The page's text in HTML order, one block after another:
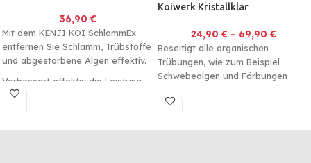
36,90 €
Mit dem KENJI KOI SchlammEx
entfernen Sie Schlamm, Trübstoffe
und abgestorbene Algen effektiv.
Verbessert effektiv die Leistung
des Filters.
Koiwerk Kristallklar
24,90 €– 69,90 €
Beseitigt alle organischen
Trübungen, wie zum Beispiel
Schwebealgen und Färbungen